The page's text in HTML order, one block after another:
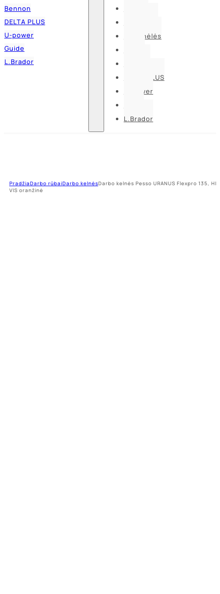
Bennon
DELTA PLUS
U-power
Guide
L.Brador
Vaistinėlės
DELTA PLUS
U-power
L.Brador
PradžiaDarbo rūbaiDarbo kelnėsDarbo kelnės Pesso URANUS Flexpro 135, HI-
VIS oranžinė